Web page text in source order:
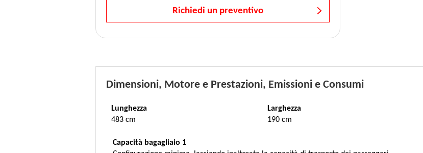
Richiedi un preventivo
Dimensioni, Motore e Prestazioni, Emissioni e Consumi
Lunghezza
483 cm
Larghezza
190 cm
Capacità bagagliaio 1